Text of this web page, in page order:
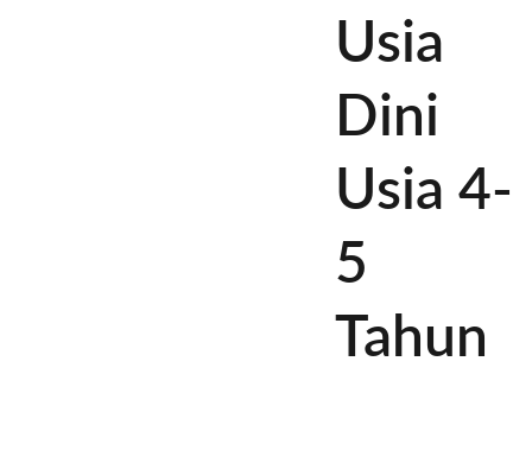
Usia
Dini
Usia 4-
5
Tahun